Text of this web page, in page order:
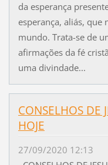
da esperança
esperança, aliás, que
mundo. Trata-se de
afirmações da fé
uma divindade...
CONSELHOS DE
HOJE
27/09/2020 12:13